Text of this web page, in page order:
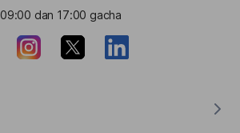
09:00 dan 17:00 gacha